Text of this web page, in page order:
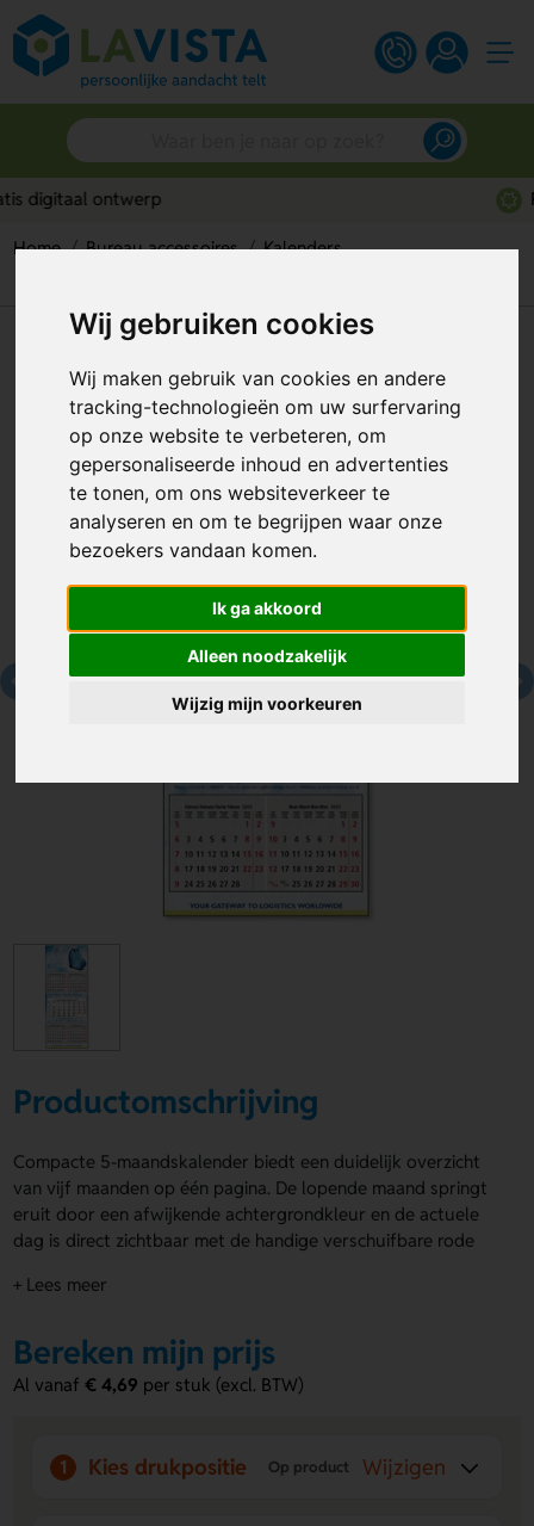
Wij gebruiken cookies
Wij maken gebruik van cookies en andere
tracking-technologieën om uw surfervaring
op onze website te verbeteren, om
gepersonaliseerde inhoud en advertenties
te tonen, om ons websiteverkeer te
analyseren en om te begrijpen waar onze
bezoekers vandaan komen.
Ik ga akkoord
Alleen noodzakelijk
Wijzig mijn voorkeuren
Home Bureau accessoires
Kalenders
Compacte 5-maandskalender
Artikelnummer: 317168
Productomschrijving
Compacte 5-maandskalender biedt een duidelijk overzicht
van vijf maanden op één pagina. De lopende maand springt
eruit door een afwijkende achtergrondkleur en de actuele
dag is direct zichtbaar met de handige verschuifbare rode
Afmetingen zijn 33 x 80 cm. Het kopschild kan volledig in de
ideaal maakt voor zowel planning als promotie. De compacte
5-maandskalender combineert overzichtelijk plannen met
opvallende promotie. Vraag direct een offerte aan of bestel
Voordelen van de compacte 5-
+ Lees meer
Bereken mijn prijs
Al vanaf€ 4,69 per stuk (excl. BTW)
1 Kies drukpositie Op product Wijzigen